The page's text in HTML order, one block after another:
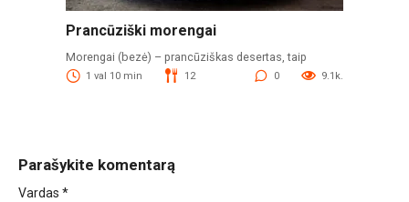
Prancūziški morengai
Morengai (bezė) – prancūziškas desertas, taip
1 val 10 min 12 0 9.1k.
Parašykite komentarą
Vardas *